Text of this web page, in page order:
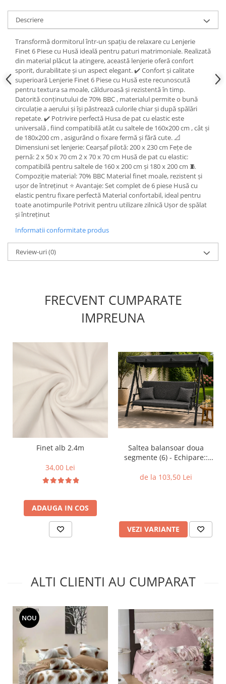
Descriere
Transformă dormitorul într-un spațiu de relaxare cu Lenjerie
Finet 6 Piese cu Husă ideală pentru paturi matrimoniale. Realizată
din material plăcut la atingere, această lenjerie oferă confort
sporit, durabilitate și un aspect elegant. ✔️ Confort și calitate
superioară Lenjerie Finet 6 Piese cu Husă este recunoscută
pentru textura sa moale, călduroasă și rezistentă în timp.
Datorită conținutului de 70% BBC , materialul permite o bună
circulație a aerului și își păstrează culorile chiar și după spălări
repetate. ✔️ Potrivire perfectă Husa de pat cu elastic este
universală , fiind compatibilă atât cu saltele de 160x200 cm , cât și
de 180x200 cm , asigurând o fixare fermă și fără cute. 📐
Dimensiuni set lenjerie: Cearșaf pilotă: 200 x 230 cm Fețe de
pernă: 2 x 50 x 70 cm 2 x 70 x 70 cm Husă de pat cu elastic:
compatibilă pentru saltele de 160 x 200 cm și 180 x 200 cm 🧵
Compoziție material: 70% BBC Material finet moale, rezistent și
ușor de întreținut ⭐ Avantaje: Set complet de 6 piese Husă cu
elastic pentru fixare perfectă Material confortabil, ideal pentru
toate anotimpurile Potrivit pentru utilizare zilnică Ușor de spălat
și întreținut
Informatii conformitate produs
Review-uri(0)
FRECVENT CUMPARATE
IMPREUNA
Finet alb 2.4m
34,00 Lei
ADAUGA IN COS
Saltea balansoar doua
segmente (6) - Echipare::
de la 103,50 Lei
VEZI VARIANTE
ALTI CLIENTI AU CUMPARAT
NOU